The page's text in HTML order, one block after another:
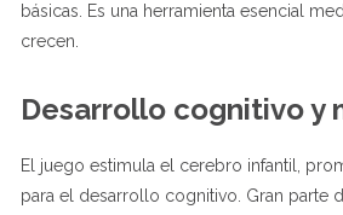
básicas. Es una herramienta esencial
crecen.
Desarrollo cognitivo y
El juego estimula el cerebro infantil,
para el desarrollo cognitivo. Gran